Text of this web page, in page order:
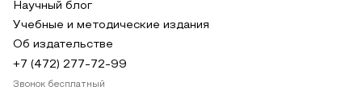
Научный блог
Учебные и методические издания
Об издательстве
+7 (472) 277-72-99
Звонок бесплатный